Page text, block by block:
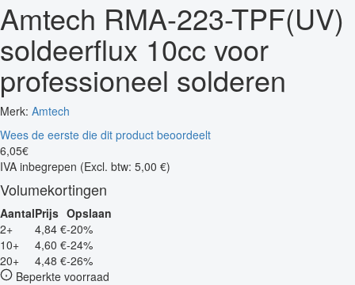
Amtech RMA-223-TPF(UV)
soldeerflux 10cc voor
professioneel solderen
Merk: Amtech
Wees de eerste die dit product beoordeelt
6,05€
IVA inbegrepen (Excl. btw: 5,00 €)
Volumekortingen
AantalPrijs Opslaan
2+
4,84 €-20%
10+
4,60 €-24%
20+
4,48 €-26%
Beperkte voorraad